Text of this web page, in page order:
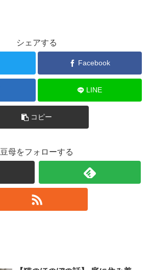
シェアする
Facebook
LINE
コピー
豆母をフォローする